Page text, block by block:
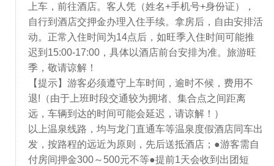
上车，前往酒店。客人凭（姓名+手机号+身份证），
自行到酒店交押金办理入住手续。拿房后，自由安排活
动。正常入住时间为14点后，如旺季入住时间可能推
迟到15:00-17:00，具体以酒店前台安排为准。旅游旺
季，敬请谅解！
【提示】游客必须遵守上车时间，逾时不候，费用不
退!（由于上班时段交通较为拥堵、集合点之间距离
远，车辆到达的时间可能会延迟，请谅解！）
以上温泉线路，均与龙门直通车等温泉度假酒店同车出
发，按路程的远近为原则，先后送抵酒店；●游客需自
付房间押金300～500元不等●提前1天会收到出团短